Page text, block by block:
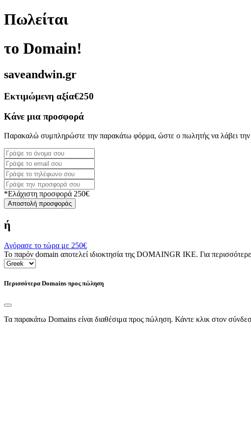
Πωλείται
το Domain!
saveandwin.gr
Εκτιμώμενη αξία€250
Κάνε μια προσφορά
Παρακαλώ συμπληρώστε την παρακάτω φόρμα, ώστε ο πωλητής να λάβει
*Ελάχιστη προσφορά 250€
Αποστολή προσφοράς
ή
Αγόρασε το τώρα με 250€
Το παρόν domain αποτελεί ιδιοκτησία της DOMAINGR ΙΚΕ. Για
Περισσότερα Domains προς πώληση
Τα παρακάτω Domains είναι διαθέσιμα προς πώληση. Κάντε κλικ στον